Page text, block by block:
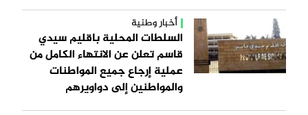
أخبار وطنية
السلطات المحلية باقليم سيدي
قاسم تعلن عن الانتهاء الكامل من
عملية إرجاع جميع المواطنات
والمواطنين إلى دواويرهم